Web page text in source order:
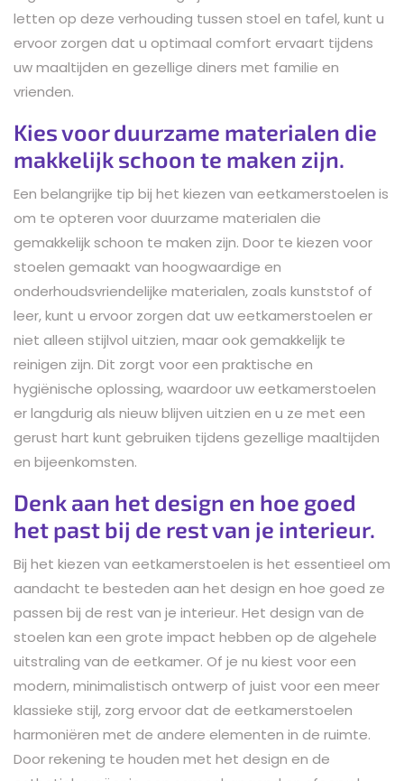
letten op deze verhouding tussen stoel en tafel, kunt u
ervoor zorgen dat u optimaal comfort ervaart tijdens
uw maaltijden en gezellige diners met familie en
vrienden.
Kies voor duurzame materialen die
makkelijk schoon te maken zijn.
Een belangrijke tip bij het kiezen van eetkamerstoelen is
om te opteren voor duurzame materialen die
gemakkelijk schoon te maken zijn. Door te kiezen voor
stoelen gemaakt van hoogwaardige en
onderhoudsvriendelijke materialen, zoals kunststof of
leer, kunt u ervoor zorgen dat uw eetkamerstoelen er
niet alleen stijlvol uitzien, maar ook gemakkelijk te
reinigen zijn. Dit zorgt voor een praktische en
hygiënische oplossing, waardoor uw eetkamerstoelen
er langdurig als nieuw blijven uitzien en u ze met een
gerust hart kunt gebruiken tijdens gezellige maaltijden
en bijeenkomsten.
Denk aan het design en hoe goed
het past bij de rest van je interieur.
Bij het kiezen van eetkamerstoelen is het essentieel om
aandacht te besteden aan het design en hoe goed ze
passen bij de rest van je interieur. Het design van de
stoelen kan een grote impact hebben op de algehele
uitstraling van de eetkamer. Of je nu kiest voor een
modern, minimalistisch ontwerp of juist voor een meer
klassieke stijl, zorg ervoor dat de eetkamerstoelen
harmoniëren met de andere elementen in de ruimte.
Door rekening te houden met het design en de